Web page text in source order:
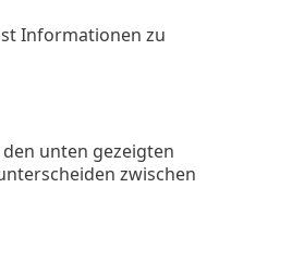
Informationen zu
unten gezeigten
zwischen